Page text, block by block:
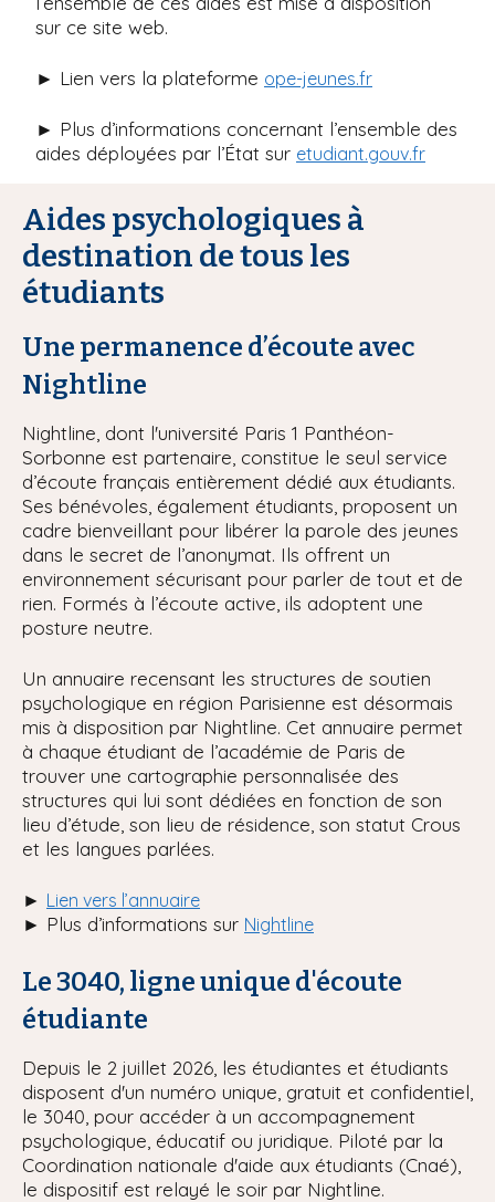
sur ce site web.
► Lien vers la plateforme ope-jeunes.fr
► Plus d’informations concernant l’ensemble des
aides déployées par l’État sur etudiant.gouv.fr
Aides psychologiques à
destination de tous les
étudiants
Une permanence d’écoute avec
Nightline
Nightline, dont l'université Paris 1 Panthéon-
Sorbonne est partenaire, constitue le seul service
d’écoute français entièrement dédié aux étudiants.
Ses bénévoles, également étudiants, proposent un
cadre bienveillant pour libérer la parole des jeunes
dans le secret de l’anonymat. Ils offrent un
environnement sécurisant pour parler de tout et de
rien. Formés à l’écoute active, ils adoptent une
posture neutre.
Un annuaire recensant les structures de soutien
psychologique en région Parisienne est désormais
mis à disposition par Nightline. Cet annuaire permet
à chaque étudiant de l’académie de Paris de
trouver une cartographie personnalisée des
structures qui lui sont dédiées en fonction de son
lieu d’étude, son lieu de résidence, son statut Crous
et les langues parlées.
► Lien vers l’annuaire
► Plus d’informations sur Nightline
Le 3040, ligne unique d'écoute
étudiante
Depuis le 2 juillet 2026, les étudiantes et étudiants
disposent d'un numéro unique, gratuit et confidentiel,
le 3040, pour accéder à un accompagnement
psychologique, éducatif ou juridique. Piloté par la
Coordination nationale d'aide aux étudiants (Cnaé),
le dispositif est relayé le soir par Nightline.